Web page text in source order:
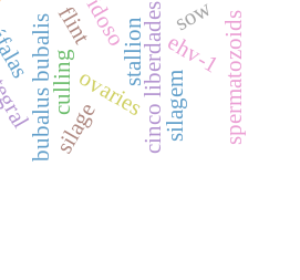
bubalus bubalis idoso
culling cinco liberdades
ovaries
ehv-1
silagem spermatozoids
stallion
sow
flint
silage